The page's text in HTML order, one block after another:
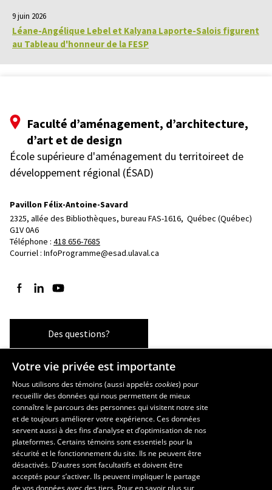
9 juin 2026
Léane-Angélique Lebel et Kalyana Laporte-Salois figurent
au Tableau d'honneur de la FESP
Faculté d’aménagement, d’architecture,
d’art et de design
École supérieure d'aménagement du territoireet de
développement régional (ÉSAD)
Pavillon Félix-Antoine-Savard
2325, allée des Bibliothèques, bureau FAS-1616, Québec (Québec)
G1V 0A6
Téléphone : 418 656-7685
Courriel : InfoProgramme@esad.ulaval.ca
Suivez-nous sur Facebook
Suivez-nous sur LinkedIn
Suivez-nous sur YouTube
Des questions?
Les écoles et la recherche
École supérieure d’aménagement du territoire et de développement
régional
École d’architecture
École d’art
École de design
Centre de recherche en aménagement et développement
Votre vie privée est importante
Nous utilisons des témoins (aussi appeléscookies) pour
recueillir des données qui nous permettent de mieux
connaître le parcours des personnes qui visitent notre site
et de toujours améliorer votre expérience. Ces données
servent aussi à des fins d’analyse et d’optimisation de nos
plateformes. Certains témoins sont essentiels pour la
sécurité et le fonctionnement du site. Ils ne peuvent être
désactivés. D’autres sont facultatifs et doivent être
acceptés pour s’activer. Ils peuvent impliquer le partage
de vos données avec des tiers. Pour en savoir plus sur